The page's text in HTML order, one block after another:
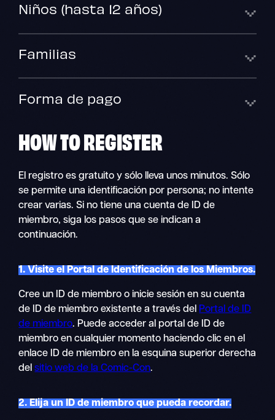
Niños (hasta 12 años)
Familias
Forma de pago
HOW TOREGISTER
El registro es gratuito y sólo lleva unos minutos. Sólo
se permite una identificación por persona; no intente
crear varias. Si no tiene una cuenta de ID de
miembro, siga los pasos que se indican a
continuación.
1. Visite el Portal de Identificación de los Miembros.
Cree un ID de miembro o inicie sesión en su cuenta
de ID de miembro existente a través del Portal de ID
de miembro. Puede acceder al portal de ID de
miembro en cualquier momento haciendo clic en el
enlace ID de miembro en la esquina superior derecha
delsitio web de la Comic-Con.
2. Elija un ID de miembro que pueda recordar.